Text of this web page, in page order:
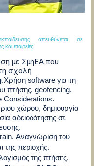
απευθύνεται σε
και εταιρείες
με ΣμηΕΑ που
σχολή
.Χρήση software για τη
πτήσης, geofencing.
Considerations.
χώρου, δημιουργία
αδειοδότησης σε
Αναγνώριση του
της περιοχής.
της πτήσης.